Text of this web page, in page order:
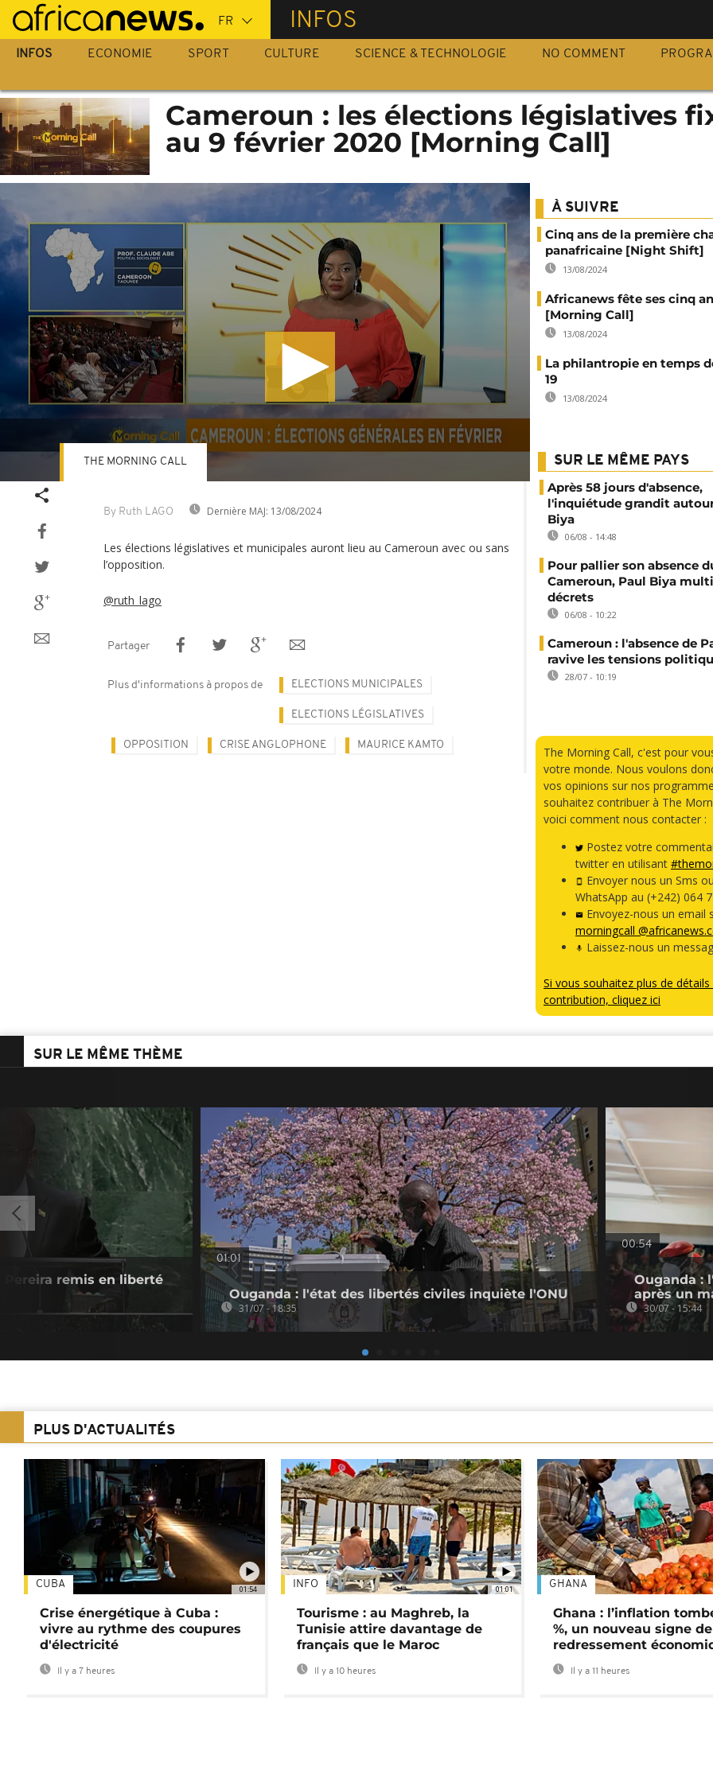
Passer
au
contenu
INFOS
INFOS ECONOMIE SPORT CULTURE SCIENCE & TECHNOLOGIE NO COMMENT
Cameroun : les élections législatives
au 9 février 2020 [Morning Call]
By Ruth LAGO Dernière MAJ: 13/08/2024
THE MORNING CALL
Les élections législatives et municipales auront lieu au Cameroun avec ou sans
l’opposition.
@ruth_lago
Partager
Plus d'informations à propos de ELECTIONS MUNICIPALES
ELECTIONS LÉGISLATIVES
OPPOSITION CRISE ANGLOPHONE MAURICE KAMTO
À SUIVRE
Cinq ans de la première
panafricaine [Night Shift]
13/08/2024
Africanews fête ses cinq
[Morning Call]
13/08/2024
La philantropie en temps
19
13/08/2024
SUR LE MÊME PAYS
Après 58 jours d'absence,
l'inquiétude grandit
Biya
06/08 - 14:48
Pour pallier son absence
Cameroun, Paul Biya
décrets
06/08 - 10:22
Cameroun : l'absence de
ravive les tensions
28/07 - 10:19
The Morning Call, c'est pour
votre monde. Nous voulons
vos opinions sur nos
souhaitez contribuer à The
voici comment nous contacter :
Postez votre
twitter en utilisant
Envoyer nous un Sms ou
WhatsApp au (+242) 064
Envoyez-nous un email
morningcall
Laissez-nous un
Si vous souhaitez plus de détails
contribution, cliquez ici
SUR LE MÊME THÈME
Pereira remis en liberté
01:01
Ouganda : l'état des libertés civiles inquiète l'ONU
31/07 - 18:35
00:54
Ouganda :
après un
30/07 - 15:44
PLUS D'ACTUALITÉS
01:54
CUBA
Crise énergétique à Cuba :
vivre au rythme des coupures
d'électricité
Il y a 7 heures
01:01
INFO
Tourisme : au Maghreb, la
Tunisie attire davantage de
français que le Maroc
Il y a 10 heures
GHANA
Ghana : l’inflation
%, un nouveau signe de
redressement
Il y a 11 heures